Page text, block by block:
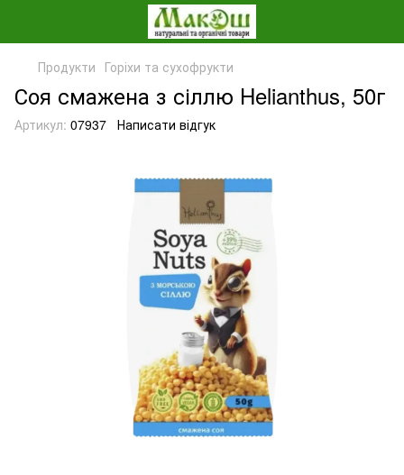
Продукти Горіхи та сухофрукти
Соя смажена з сіллю Helianthus, 50г
Артикул: 07937 Написати відгук